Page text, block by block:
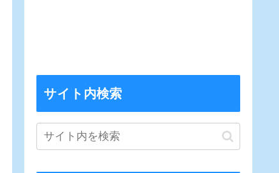
サイト内検索